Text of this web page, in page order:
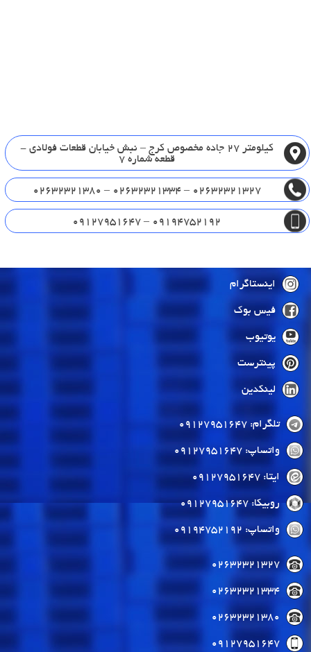
کیلومتر 27 جاده مخصوص کرج – نبش خیابان قطعات فولادی -
قطعه شماره 7
02632321327 – 02632321334 – 02632321380
09194752192 – 09127951647
اینستاگرام
فیس بوک
یوتیوب
پینترست
لینکدین
تلگرام: 09127951647
واتساپ: 09127951647
ایتا: 09127951647
روبیکا: 09127951647
واتساپ: 09194752192
02632321327
02632321334
02632321380
09127951647